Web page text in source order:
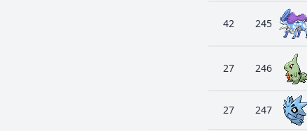
42 245
27 246
27 247